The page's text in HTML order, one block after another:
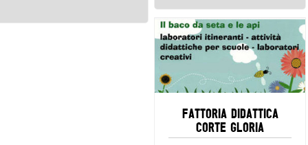
FATTORIA DIDATTICA
CORTE GLORIA